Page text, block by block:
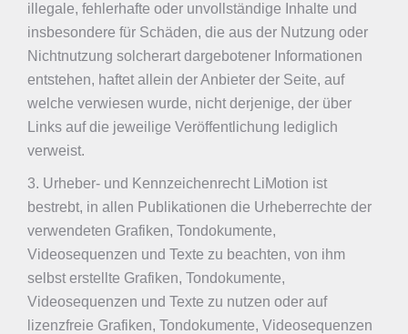
illegale, fehlerhafte oder unvollständige Inhalte und
insbesondere für Schäden, die aus der Nutzung oder
Nichtnutzung solcherart dargebotener Informationen
entstehen, haftet allein der Anbieter der Seite, auf
welche verwiesen wurde, nicht derjenige, der über
Links auf die jeweilige Veröffentlichung lediglich
verweist.
3. Urheber- und Kennzeichenrecht LiMotion ist
bestrebt, in allen Publikationen die Urheberrechte der
verwendeten Grafiken, Tondokumente,
Videosequenzen und Texte zu beachten, von ihm
selbst erstellte Grafiken, Tondokumente,
Videosequenzen und Texte zu nutzen oder auf
lizenzfreie Grafiken, Tondokumente, Videosequenzen